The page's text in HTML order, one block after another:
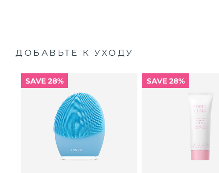
ДОБАВЬТЕ К УХОДУ
SAVE 28% SAVE 28%